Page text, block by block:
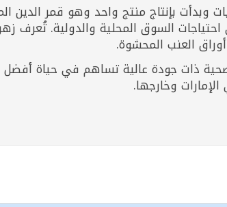
وبدأت بإنتاج منتج واحد وهو قمر
احتياجات السوق المحلية والدولية. تُعرف
العنب المحشوة.
ذات جودة عالية تساهم في حياة أفضل
وخارجها.